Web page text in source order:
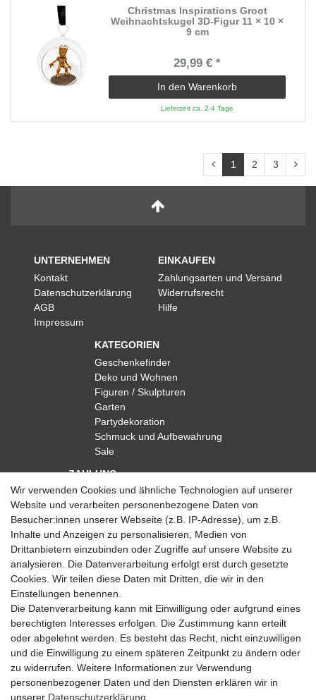
Christmas Inspirations Groot
Weihnachtskugel 3D-Figur 11 × 10 ×
9 cm
29,99 € *
In den Warenkorb
Lieferzeit ca. 2-4 Tage
1 2 3
UNTERNEHMEN
Kontakt
Datenschutzerklärung
AGB
Impressum
EINKAUFEN
Zahlungsarten und Versand
Widerrufsrecht
Hilfe
KATEGORIEN
Geschenkefinder
Deko und Wohnen
Figuren / Skulpturen
Garten
Partydekoration
Schmuck und Aufbewahrung
Sale
ZAHLUNG
VERSAND
SICHER EINKAUFEN
Sicher einkaufen mit
durchgehender SSL-Verschlüsselung
Wir verwenden Cookies und ähnliche Technologien auf unserer
Website und verarbeiten personenbezogene Daten von
Besucher:innen unserer Webseite (z.B. IP-Adresse), um z.B.
Inhalte und Anzeigen zu personalisieren, Medien von
Drittanbietern einzubinden oder Zugriffe auf unsere Website zu
analysieren. Die Datenverarbeitung erfolgt erst durch gesetzte
Cookies. Wir teilen diese Daten mit Dritten, die wir in den
Einstellungen benennen.
Die Datenverarbeitung kann mit Einwilligung oder aufgrund eines
berechtigten Interesses erfolgen. Die Zustimmung kann erteilt
oder abgelehnt werden. Es besteht das Recht, nicht einzuwilligen
und die Einwilligung zu einem späteren Zeitpunkt zu ändern oder
zu widerrufen. Weitere Informationen zur Verwendung
personenbezogener Daten und den Diensten erklären wir in
unserer Daten­schutz­erklärung